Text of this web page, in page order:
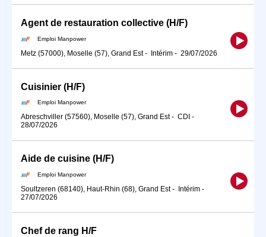
Agent de restauration collective (H/F)
Emploi Manpower
Metz (57000), Moselle (57), Grand Est- Intérim - 29/07/2026
Cuisinier (H/F)
Emploi Manpower
Abreschviller (57560), Moselle (57), Grand Est- CDI -
28/07/2026
Aide de cuisine (H/F)
Emploi Manpower
Soultzeren (68140), Haut-Rhin (68), Grand Est- Intérim -
27/07/2026
Chef de rang H/F